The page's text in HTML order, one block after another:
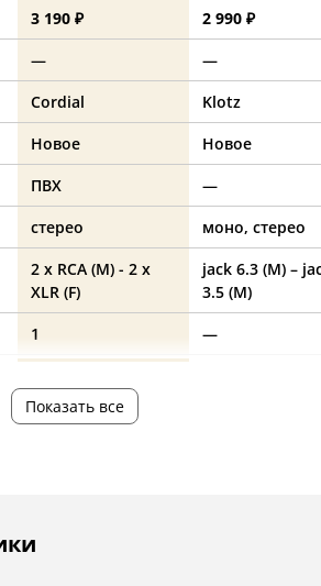
3 190 ₽
2 990 ₽
—
—
Cordial
Klotz
Новое
Новое
ПВХ
—
стерео моно, стерео
2 x RCA (M) - 2 x
XLR (F)
jack 6.3 (M) –
3.5 (M)
1
—
нет
Показать все